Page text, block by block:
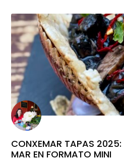
CONXEMAR TAPAS 2025:
MAR EN FORMATO MINI